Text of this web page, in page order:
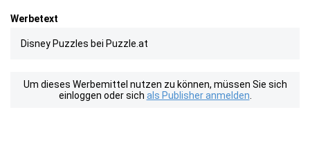
Werbetext
Disney Puzzles bei Puzzle.at
Um dieses Werbemittel nutzen zu können, müssen Sie sich
einloggen oder sich als Publisher anmelden